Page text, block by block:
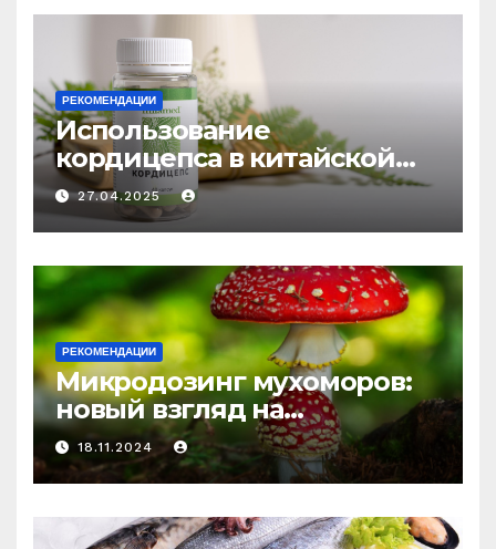
РЕКОМЕНДАЦИИ
Использование
кордицепса в китайской
медицине: природное
средство против усталости
и истощения
27.04.2025
РЕКОМЕНДАЦИИ
Микродозинг мухоморов:
новый взгляд на
психоделику
18.11.2024